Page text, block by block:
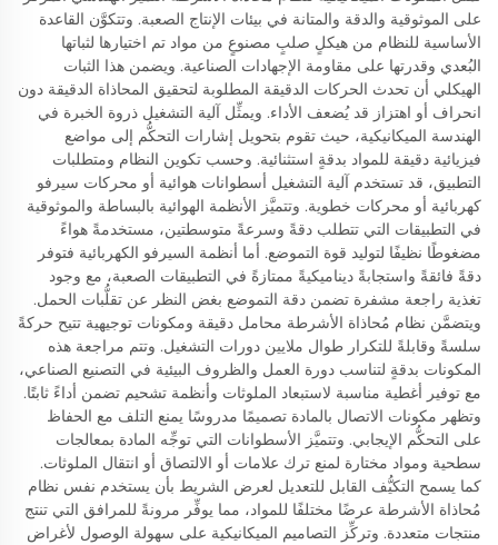
على الموثوقية والدقة والمتانة في بيئات الإنتاج الصعبة. وتتكوَّن القاعدة
الأساسية للنظام من هيكلٍ صلبٍ مصنوعٍ من مواد تم اختيارها لثباتها
البُعدي وقدرتها على مقاومة الإجهادات الصناعية. ويضمن هذا الثبات
الهيكلي أن تحدث الحركات الدقيقة المطلوبة لتحقيق المحاذاة الدقيقة دون
انحراف أو اهتزاز قد يُضعف الأداء. ويمثِّل آلية التشغيل ذروة الخبرة في
الهندسة الميكانيكية، حيث تقوم بتحويل إشارات التحكُّم إلى مواضع
فيزيائية دقيقة للمواد بدقةٍ استثنائية. وحسب تكوين النظام ومتطلبات
التطبيق، قد تستخدم آلية التشغيل أسطوانات هوائية أو محركات سيرفو
كهربائية أو محركات خطوية. وتتميَّز الأنظمة الهوائية بالبساطة والموثوقية
في التطبيقات التي تتطلب دقةً وسرعةً متوسطتين، مستخدمةً هواءً
مضغوطًا نظيفًا لتوليد قوة التموضع. أما أنظمة السيرفو الكهربائية فتوفر
دقةً فائقةً واستجابةً ديناميكيةً ممتازةً في التطبيقات الصعبة، مع وجود
تغذية راجعة مشفرة تضمن دقة التموضع بغض النظر عن تقلُّبات الحمل.
ويتضمَّن نظام مُحاذاة الأشرطة محامل دقيقة ومكونات توجيهية تتيح حركةً
سلسةً وقابلةً للتكرار طوال ملايين دورات التشغيل. وتتم مراجعة هذه
المكونات بدقةٍ لتناسب دورة العمل والظروف البيئية في التصنيع الصناعي،
مع توفير أغطية مناسبة لاستبعاد الملوثات وأنظمة تشحيم تضمن أداءً ثابتًا.
وتظهر مكونات الاتصال بالمادة تصميمًا مدروسًا يمنع التلف مع الحفاظ
على التحكُّم الإيجابي. وتتميَّز الأسطوانات التي توجِّه المادة بمعالجات
سطحية ومواد مختارة لمنع ترك علامات أو الالتصاق أو انتقال الملوثات.
كما يسمح التكيُّف القابل للتعديل لعرض الشريط بأن يستخدم نفس نظام
مُحاذاة الأشرطة عرضًا مختلفًا للمواد، مما يوفِّر مرونةً للمرافق التي تنتج
منتجات متعددة. وتركِّز التصاميم الميكانيكية على سهولة الوصول لأغراض